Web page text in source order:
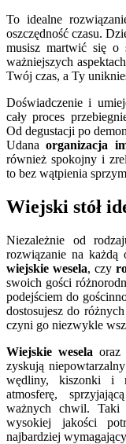
To idealne
oszczędność czasu.
musisz martwić się o
ważniejszych
Twój czas, a Ty
Doświadczenie i
cały proces
Od degustacji po
Udanaorganizacja
również spokojny i
to bez wątpienia
Wiejski stół
Niezależnie od
rozwiązanie na każdą
wiejskie wesela, czy
swoich gości
podejściem do
dostosujesz do
czyni go niezwykle
Wiejskie wesela oraz
zyskują
wędliny, kiszonki i
atmosferę,
ważnych chwil. Taki
wysokiej jakości
najbardziej